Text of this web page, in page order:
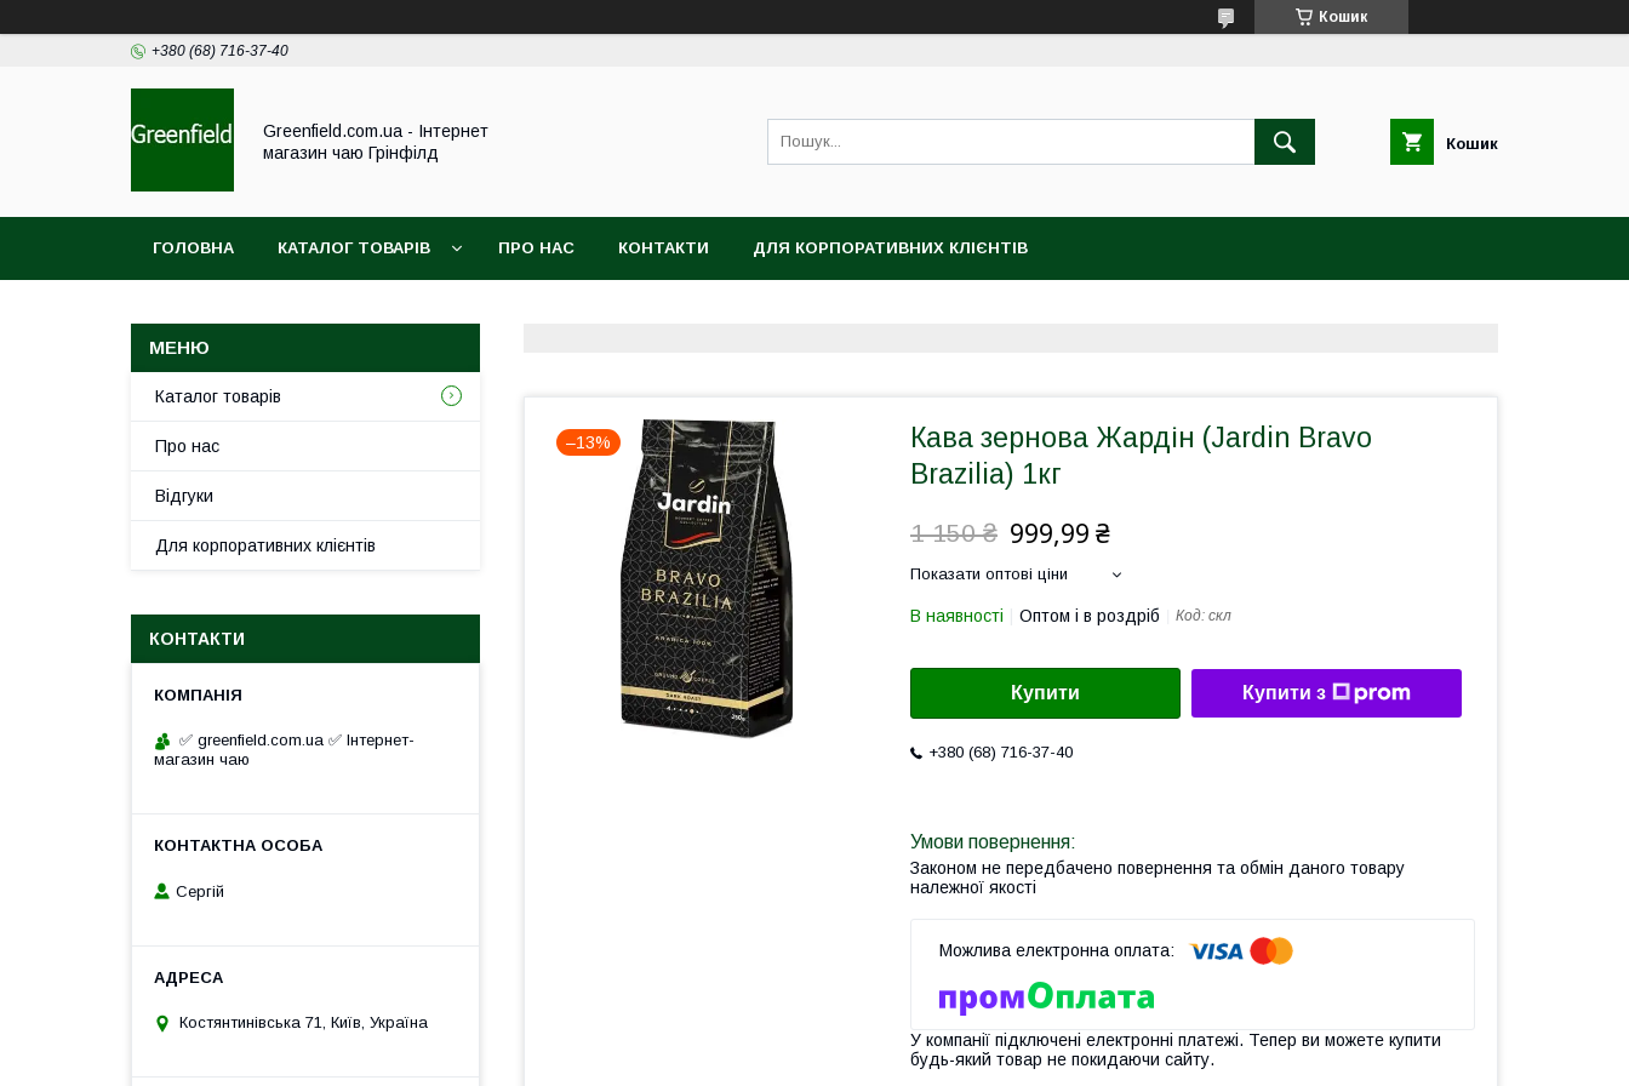
Кошик
+380 (68) 716-37-40
Greenfield.com.ua - Інтернет
магазин чаю Грінфілд
Кошик
ГОЛОВНА КАТАЛОГ ТОВАРІВ ПРО НАС КОНТАКТИ ДЛЯ КОРПОРАТИВНИХ КЛІЄНТІВ
–13%
Кава зернова Жардін (Jardin Bravo
Brazilia) 1кг
1 150 ₴ 999,99 ₴
Показати оптові ціни
В наявності Оптом і в роздріб Код: скл
Купити Купити з
+380 (68) 716-37-40
Законом не передбачено повернення та обмін даного товару
належної якості
У компанії підключені електронні платежі. Тепер ви можете купити
будь-який товар не покидаючи сайту.
Каталог товарів
Про нас
Відгуки
Для корпоративних клієнтів
КОНТАКТИ
✅ greenfield.com.ua ✅ Інтернет-
магазин чаю
Сергій
Костянтинівська 71, Київ, Україна